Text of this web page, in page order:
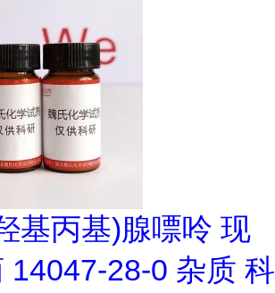
基丙基)腺嘌呤 现
14047-28-0 杂质 科